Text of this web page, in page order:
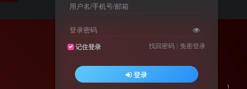
用户名/手机号/邮箱
登录密码
记住登录 找回密码 | 免密登录
登录